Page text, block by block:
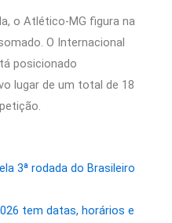
o Atlético-MG figura na
O Internacional
posicionado
lugar de um total de 18
3ª rodada do Brasileiro
tem datas, horários e